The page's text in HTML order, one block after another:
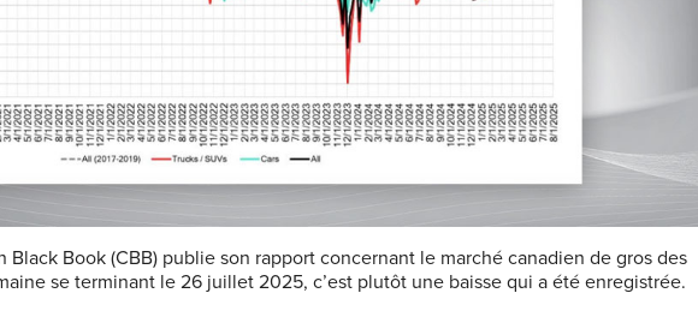
Black Book (CBB) publie son rapport concernant le marché canadien de gros des
se terminant le 26 juillet 2025, c’est plutôt une baisse qui a été enregistrée.